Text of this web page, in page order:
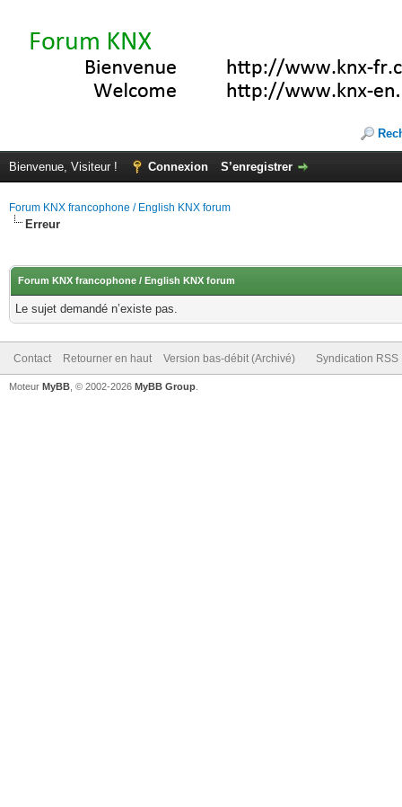
Bienvenue, Visiteur ! Connexion S’enregistrer
Forum KNX francophone / English KNX forum
Erreur
Forum KNX francophone / English KNX forum
Le sujet demandé n’existe pas.
Contact Retourner en haut Version bas-débit (Archivé) Syndication RSS
Moteur MyBB , © 2002-2026 MyBB Group